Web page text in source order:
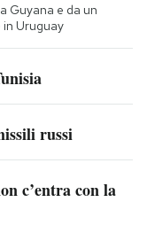
Guyana e da un
in Uruguay
russi
c’entra con la